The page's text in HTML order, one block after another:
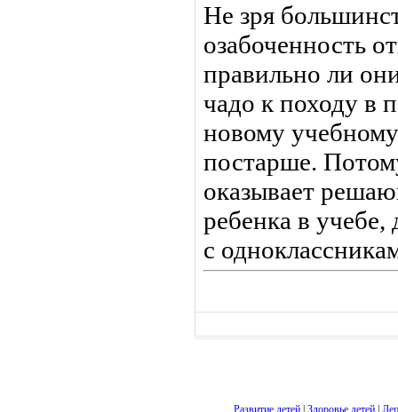
Не зря
озабоченность
правильно ли
чадо к походу в
новому
постарше.
оказывает
ребенка в
с
Развитие детей Здоровье детей